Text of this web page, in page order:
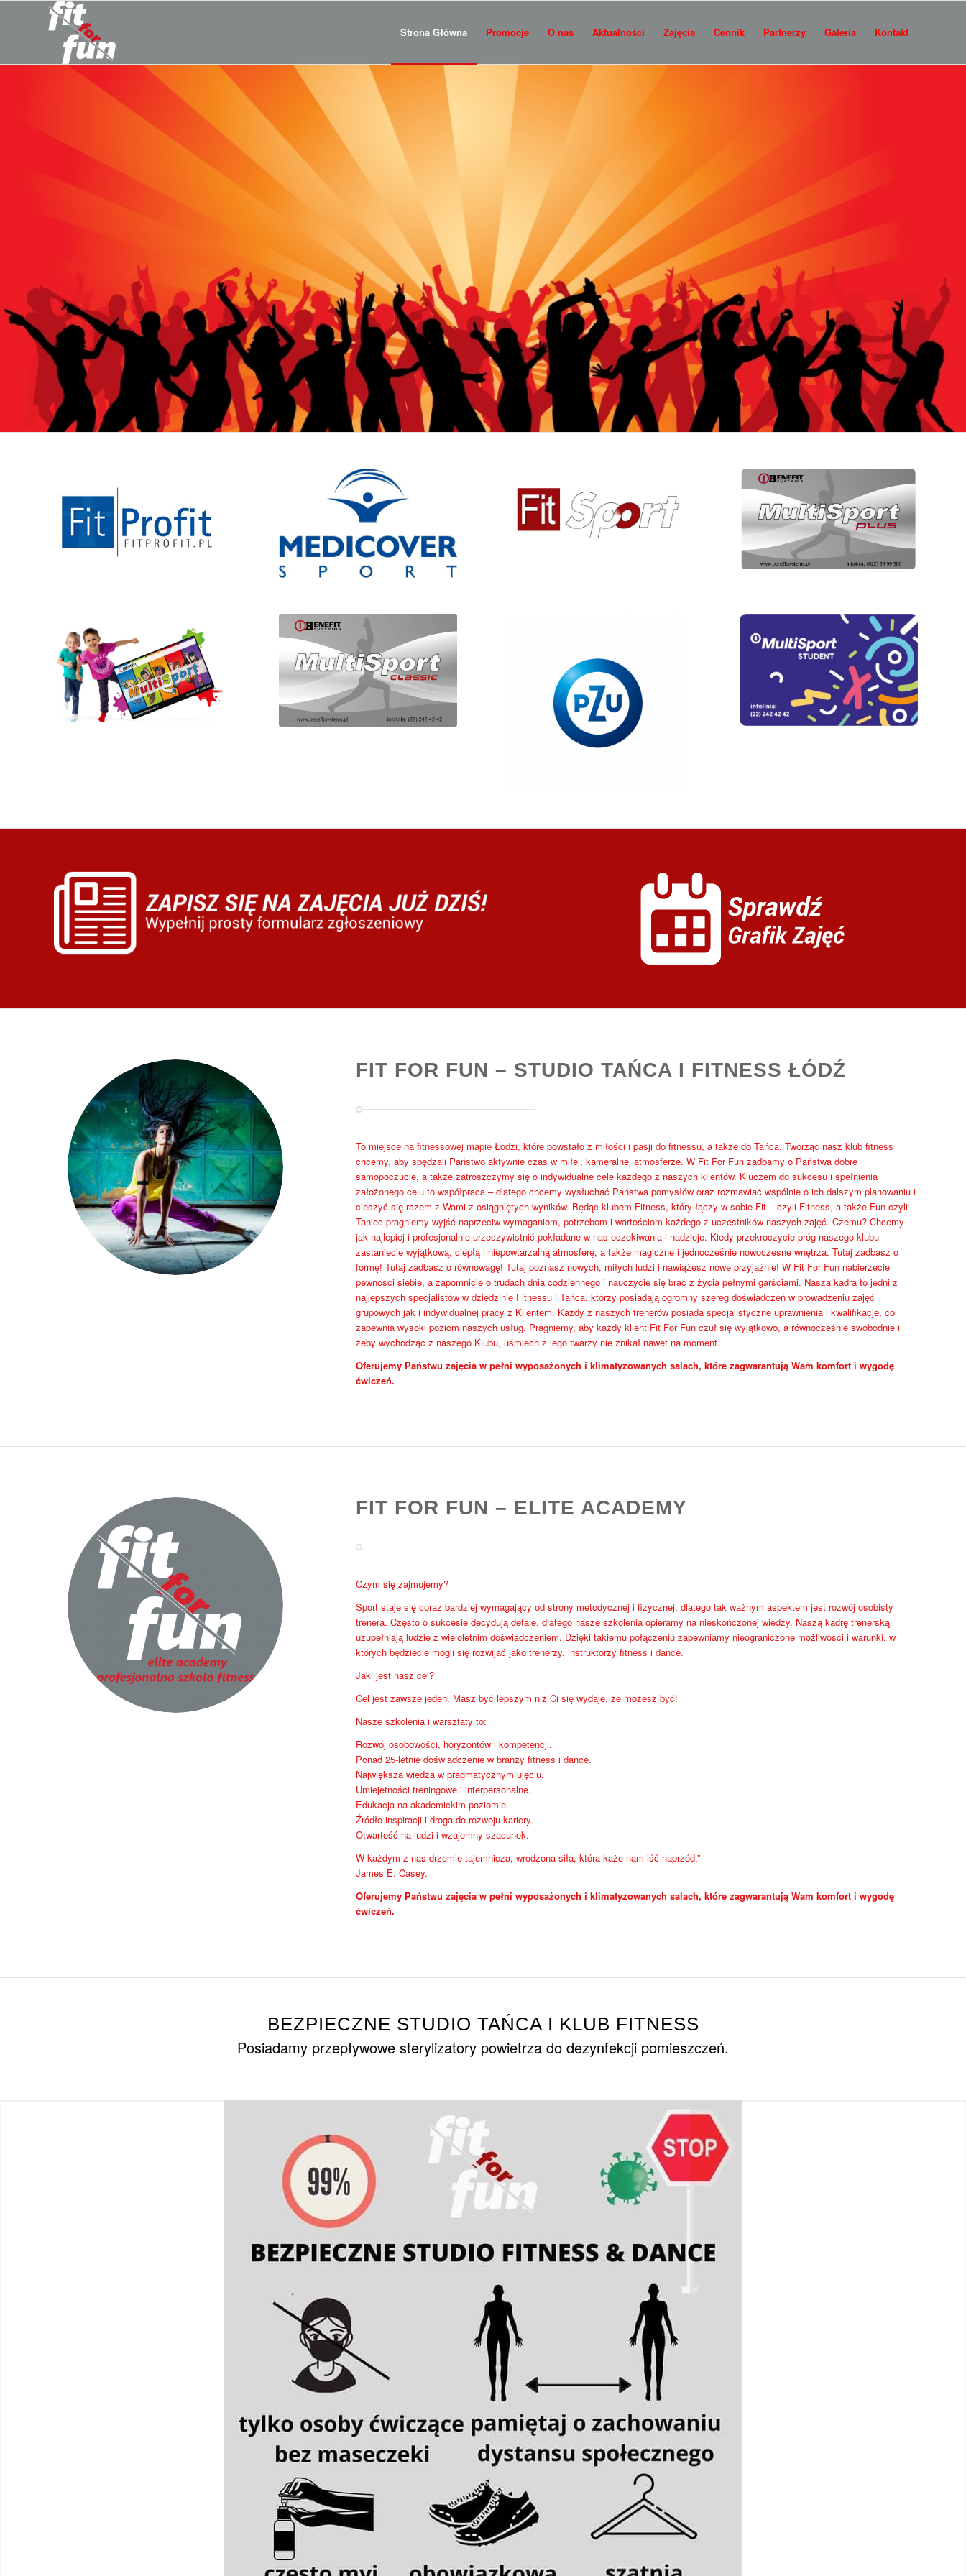
Strona Główna Promocje O nas Aktualności Zajęcia Cennik Partnerzy Galeria Kontakt
FIT FOR FUN – STUDIO TAŃCA I FITNESS ŁÓDŹ
To miejsce na fitnessowej mapie Łodzi, które powstało z miłości i pasji do fitnessu, a także do Tańca. Tworząc nasz klub fitness
chcemy, aby spędzali Państwo aktywnie czas w miłej, kameralnej atmosferze. W Fit For Fun zadbamy o Państwa dobre
samopoczucie, a także zatroszczymy się o indywidualne cele każdego z naszych klientów. Kluczem do sukcesu i spełnienia
założonego celu to współpraca – dlatego chcemy wysłuchać Państwa pomysłów oraz rozmawiać wspólnie o ich dalszym planowaniu i
cieszyć się razem z Wami z osiągniętych wyników. Będąc klubem Fitness, który łączy w sobie Fit – czyli Fitness, a także Fun czyli
Taniec pragniemy wyjść naprzeciw wymaganiom, potrzebom i wartościom każdego z uczestników naszych zajęć. Czemu? Chcemy
jak najlepiej i profesjonalnie urzeczywistnić pokładane w nas oczekiwania i nadzieje. Kiedy przekroczycie próg naszego klubu
zastaniecie wyjątkową, ciepłą i niepowtarzalną atmosferę, a także magiczne i jednocześnie nowoczesne wnętrza. Tutaj zadbasz o
formę! Tutaj zadbasz o równowagę! Tutaj poznasz nowych, miłych ludzi i nawiążesz nowe przyjaźnie! W Fit For Fun nabierzecie
pewności siebie, a zapomnicie o trudach dnia codziennego i nauczycie się brać z życia pełnymi garściami. Nasza kadra to jedni z
najlepszych specjalistów w dziedzinie Fitnessu i Tańca, którzy posiadają ogromny szereg doświadczeń w prowadzeniu zajęć
grupowych jak i indywidualnej pracy z Klientem. Każdy z naszych trenerów posiada specjalistyczne uprawnienia i kwalifikacje, co
zapewnia wysoki poziom naszych usług. Pragniemy, aby każdy klient Fit For Fun czuł się wyjątkowo, a równocześnie swobodnie i
żeby wychodząc z naszego Klubu, uśmiech z jego twarzy nie znikał nawet na moment.
Oferujemy Państwu zajęcia w pełni wyposażonych i klimatyzowanych salach, które zagwarantują Wam komfort i wygodę
ćwiczeń.
FIT FOR FUN – ELITE ACADEMY
Czym się zajmujemy?
Sport staje się coraz bardziej wymagający od strony metodycznej i fizycznej, dlatego tak ważnym aspektem jest rozwój osobisty
trenera. Często o sukcesie decydują detale, dlatego nasze szkolenia opieramy na nieskończonej wiedzy. Naszą kadrę trenerską
uzupełniają ludzie z wieloletnim doświadczeniem. Dzięki takiemu połączeniu zapewniamy nieograniczone możliwości i warunki, w
których będziecie mogli się rozwijać jako trenerzy, instruktorzy fitness i dance.
Jaki jest nasz cel?
Cel jest zawsze jeden. Masz być lepszym niż Ci się wydaje, że możesz być!
Nasze szkolenia i warsztaty to:
Rozwój osobowości, horyzontów i kompetencji.
Ponad 25-letnie doświadczenie w branży fitness i dance.
Największa wiedza w pragmatycznym ujęciu.
Umiejętności treningowe i interpersonalne.
Edukacja na akademickim poziomie.
Źródło inspiracji i droga do rozwoju kariery.
Otwartość na ludzi i wzajemny szacunek.
W każdym z nas drzemie tajemnicza, wrodzona siła, która każe nam iść naprzód.”
James E. Casey.
Oferujemy Państwu zajęcia w pełni wyposażonych i klimatyzowanych salach, które zagwarantują Wam komfort i wygodę
ćwiczeń.
BEZPIECZNE STUDIO TAŃCA I KLUB FITNESS
Posiadamy przepływowe sterylizatory powietrza do dezynfekcji pomieszczeń.